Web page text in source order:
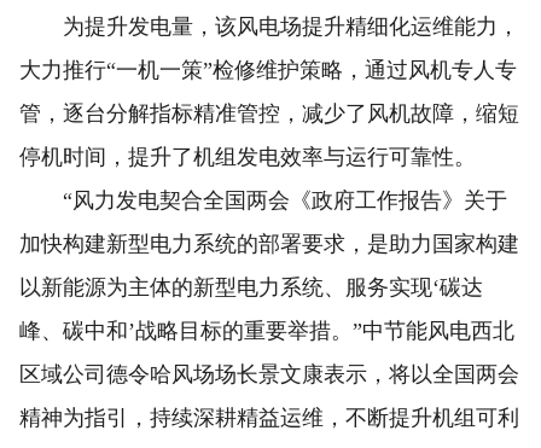
为提升发电量，该风电场提升精细化运维能力，
大力推行“一机一策”检修维护策略，通过风机专人专
管，逐台分解指标精准管控，减少了风机故障，缩短
停机时间，提升了机组发电效率与运行可靠性。
“风力发电契合全国两会《政府工作报告》关于
加快构建新型电力系统的部署要求，是助力国家构建
以新能源为主体的新型电力系统、服务实现‘碳达
峰、碳中和’战略目标的重要举措。”中节能风电西北
区域公司德令哈风场场长景文康表示，将以全国两会
精神为指引，持续深耕精益运维，不断提升机组可利